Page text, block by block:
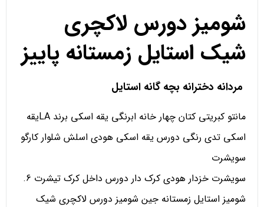
شومیز دورس لاکچری
شیک استایل زمستانه پاییز
مردانه دخترانه بچه گانه استایل
مانتو کبریتی کتان چهار خانه ابرنگی یقه اسکی برند LAیقه
اسکی تدی رنگی دورس یقه اسکی هودی اسلش شلوار کارگو
سویشرت
سویشرت خزدار هودی کرک دار دورس داخل کرک تیشرت 6.
شومیز استایل زمستانه جین شومیز دورس لاکچری شیک